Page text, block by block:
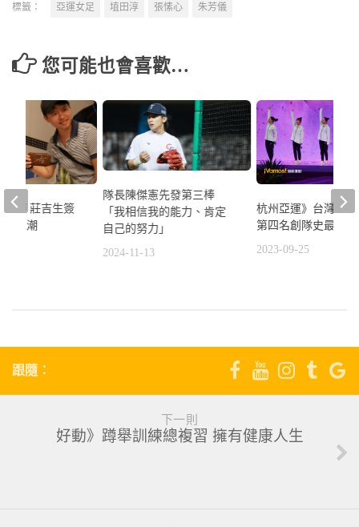
標籤： 亞運女足 埴田淳 張愫心 朱芳儀
您可能也會喜歡…
隊長陳傑憲先發第三棒
「我相信我的能力、肯定
自己的努力」
2024-11-13
杭州亞運》台灣體
第四名創隊史最佳
2023-09-25
開賽 莊吉生簽
批人潮
跟隨：
下一則
好動》蹲舉訓練總複習 擁有健康人生